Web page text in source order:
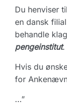
Du henviser
en dansk
behandle
pengeinstitut.
Hvis du
for
…”